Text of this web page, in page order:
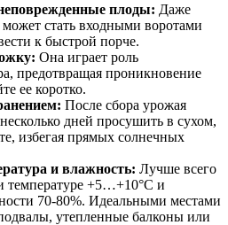
плоды: Даже
стать входными воротами
к быстрой порче.
Она играет роль
предотвращая проникновение
ее коротко.
После сбора урожая
дней просушить в сухом,
избегая прямых солнечных
и влажность: Лучше всего
температуре +5…+10°C и
70-80%. Идеальными местами
утепленные балконы или